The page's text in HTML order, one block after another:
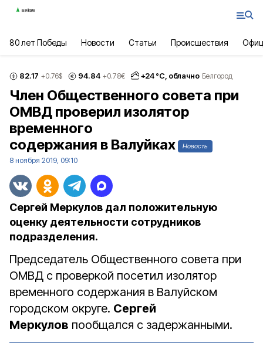
80 лет Победы Новости Статьи Происшествия
82.17 +0.76$ 94.84 +0.78€ +24°С, облачно Белгород
Член Общественного совета при
ОМВД проверил изолятор
временного
содержания в Валуйках
Новость
8 ноября 2019, 09:10
Сергей Меркулов дал положительную
оценку деятельности сотрудников
подразделения.
Председатель Общественного совета при
ОМВД с проверкой посетил изолятор
временного содержания в Валуйском
городском округе. Сергей
Меркулов пообщался с задержанными.